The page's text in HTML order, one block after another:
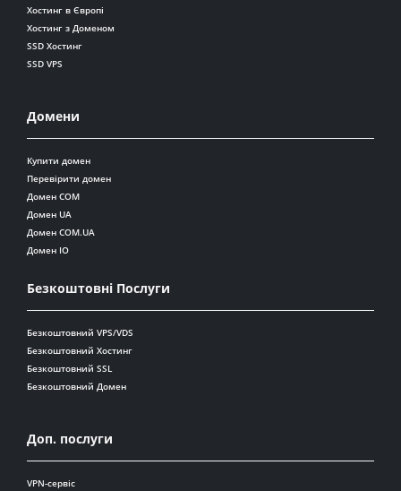
Хостинг в Європі
Хостинг з Доменом
SSD Хостинг
SSD VPS
Домени
Купити домен
Перевірити домен
Домен COM
Домен UA
Домен COM.UA
Домен IO
Безкоштовні Послуги
Безкоштовний VPS/VDS
Безкоштовний Хостинг
Безкоштовний SSL
Безкоштовний Домен
Доп. послуги
VPN-сервіс